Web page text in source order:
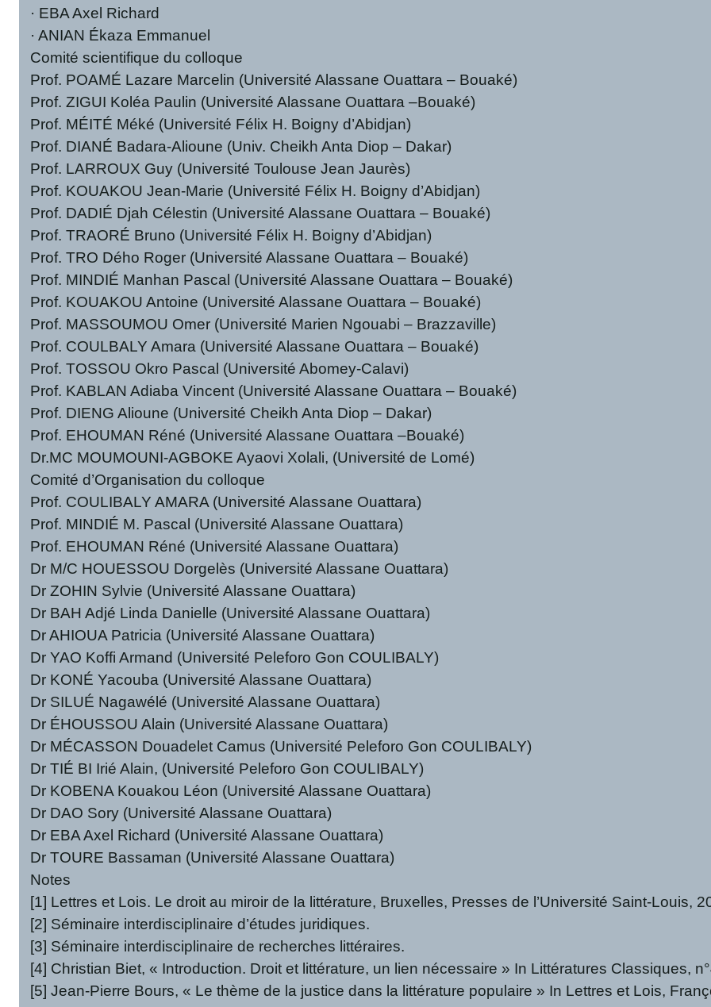
· EBA Axel Richard
· ANIAN Ékaza Emmanuel
Comité scientifique du colloque
Prof. POAMÉ Lazare Marcelin (Université Alassane Ouattara – Bouaké)
Prof. ZIGUI Koléa Paulin (Université Alassane Ouattara –Bouaké)
Prof. MÉITÉ Méké (Université Félix H. Boigny d’Abidjan)
Prof. DIANÉ Badara-Alioune (Univ. Cheikh Anta Diop – Dakar)
Prof. LARROUX Guy (Université Toulouse Jean Jaurès)
Prof. KOUAKOU Jean-Marie (Université Félix H. Boigny d’Abidjan)
Prof. DADIÉ Djah Célestin (Université Alassane Ouattara – Bouaké)
Prof. TRAORÉ Bruno (Université Félix H. Boigny d’Abidjan)
Prof. TRO Dého Roger (Université Alassane Ouattara – Bouaké)
Prof. MINDIÉ Manhan Pascal (Université Alassane Ouattara – Bouaké)
Prof. KOUAKOU Antoine (Université Alassane Ouattara – Bouaké)
Prof. MASSOUMOU Omer (Université Marien Ngouabi – Brazzaville)
Prof. COULBALY Amara (Université Alassane Ouattara – Bouaké)
Prof. TOSSOU Okro Pascal (Université Abomey-Calavi)
Prof. KABLAN Adiaba Vincent (Université Alassane Ouattara – Bouaké)
Prof. DIENG Alioune (Université Cheikh Anta Diop – Dakar)
Prof. EHOUMAN Réné (Université Alassane Ouattara –Bouaké)
Dr.MC MOUMOUNI-AGBOKE Ayaovi Xolali, (Université de Lomé)
Comité d’Organisation du colloque
Prof. COULIBALY AMARA (Université Alassane Ouattara)
Prof. MINDIÉ M. Pascal (Université Alassane Ouattara)
Prof. EHOUMAN Réné (Université Alassane Ouattara)
Dr M/C HOUESSOU Dorgelès (Université Alassane Ouattara)
Dr ZOHIN Sylvie (Université Alassane Ouattara)
Dr BAH Adjé Linda Danielle (Université Alassane Ouattara)
Dr AHIOUA Patricia (Université Alassane Ouattara)
Dr YAO Koffi Armand (Université Peleforo Gon COULIBALY)
Dr KONÉ Yacouba (Université Alassane Ouattara)
Dr SILUÉ Nagawélé (Université Alassane Ouattara)
Dr ÉHOUSSOU Alain (Université Alassane Ouattara)
Dr MÉCASSON Douadelet Camus (Université Peleforo Gon COULIBALY)
Dr TIÉ BI Irié Alain, (Université Peleforo Gon COULIBALY)
Dr KOBENA Kouakou Léon (Université Alassane Ouattara)
Dr DAO Sory (Université Alassane Ouattara)
Dr EBA Axel Richard (Université Alassane Ouattara)
Dr TOURE Bassaman (Université Alassane Ouattara)
Notes
[1] Lettres et Lois. Le droit au miroir de la littérature, Bruxelles, Presses de l’Université Saint-Louis,
[2] Séminaire interdisciplinaire d’études juridiques.
[3] Séminaire interdisciplinaire de recherches littéraires.
[4] Christian Biet, « Introduction. Droit et littérature, un lien nécessaire » In Littératures Classiques,
[5] Jean-Pierre Bours, « Le thème de la justice dans la littérature populaire » In Lettres et Lois,